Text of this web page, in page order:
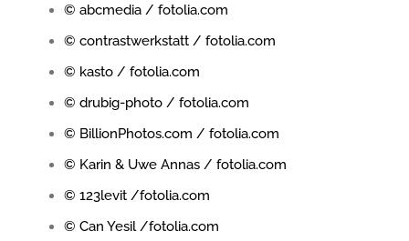
© abcmedia / fotolia.com
© contrastwerkstatt / fotolia.com
© kasto / fotolia.com
© drubig-photo / fotolia.com
© BillionPhotos.com / fotolia.com
© Karin & Uwe Annas / fotolia.com
© 123levit /fotolia.com
© Can Yesil /fotolia.com